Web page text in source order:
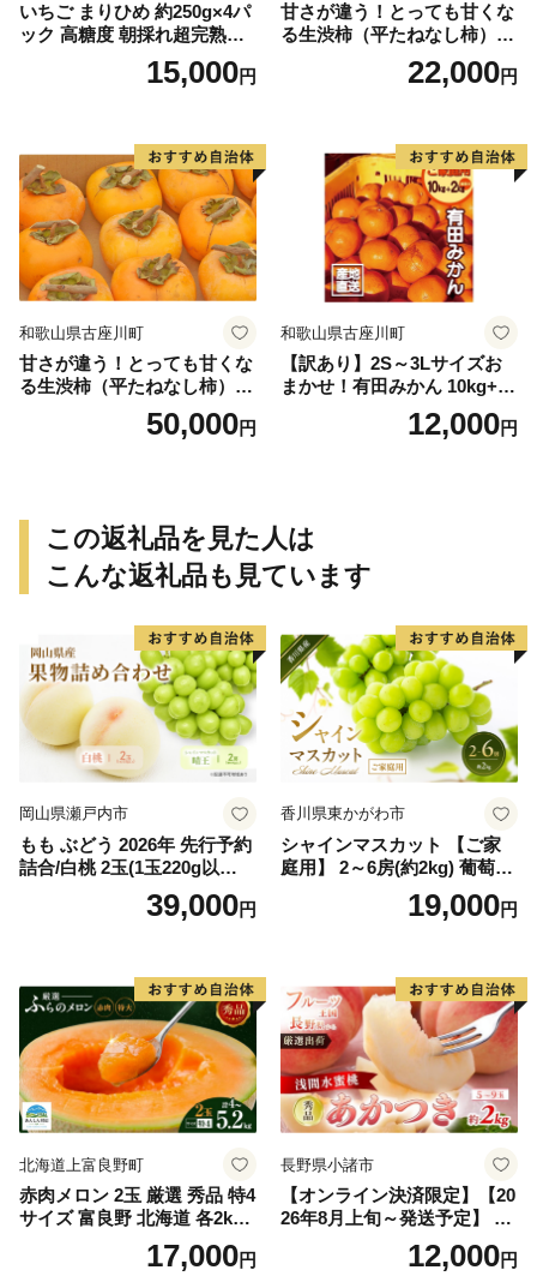
いちご まりひめ 約250g×4パ
ック 高糖度 朝採れ超完熟ま
りひめ 1月以降発送分
15,000円
甘さが違う！とっても甘くな
る生渋柿（平たねなし柿）吊
ップ付約4.5～5kg 約24～30
22,000円
和歌山県古座川町
甘さが違う！とっても甘くな
る生渋柿（平たねなし柿）吊
ップ付約14.5～15kg 約60～
50,000円
和歌山県古座川町
【訳あり】2S～3Lサイズお
まかせ！有田みかん 10kg+2k
g保証分 11月から12月下旬ま
でに順次発送致します。 / 訳
12,000円
この返礼品を見た人は
こんな返礼品も見ています
岡山県瀬戸内市
もも ぶどう 2026年 先行予約
詰合/白桃 2玉(1玉220g以
上)・シャインマスカット 晴
39,000円
香川県東かがわ市
シャインマスカット 【ご家
庭用】 2～6房(約2kg) 葡萄 ぶ
どう ブドウ フルーツ 果物 く
だもの 果実 旬の果物 旬のフ
19,000円
北海道上富良野町
赤肉メロン 2玉 厳選 秀品 特4
サイズ 富良野 北海道 各2kg
～2.6kg 2玉 セット ファーム
富良野 メロン めろん 果物 く
17,000円
長野県小諸市
【オンライン決済限定】【20
26年8月上旬～発送予定】 先
行予約 「浅間水蜜桃プレミ
アム」 もも あかつき 秀品 約
12,000円